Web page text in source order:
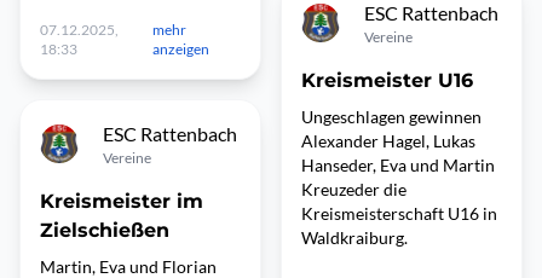
07.12.2025,
18:33
mehr
anzeigen
ESC Rattenbach
Vereine
Kreismeister im
Zielschießen
Martin, Eva und Florian
ESC Rattenbach
Vereine
Kreismeister U16
Ungeschlagen gewinnen
Alexander Hagel, Lukas
Hanseder, Eva und Martin
Kreuzeder die
Kreismeisterschaft U16 in
Waldkraiburg.